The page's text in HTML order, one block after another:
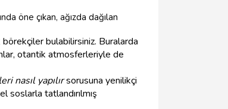
öne çıkan, ağızda dağılan
börekçiler bulabilirsiniz. Buralarda
otantik atmosferleriyle de
nasıl yapılırsorusuna yenilikçi
soslarla tatlandırılmış